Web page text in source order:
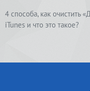
4 способа, как очистить
iTunes и что это такое?